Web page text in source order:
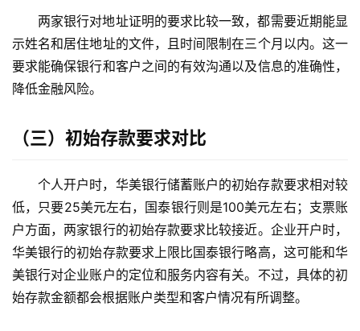
牌
照
社
生
态
合
作
伙
伴
两家银行对地址证明的要求比较一致，都需要近期能显
示姓名和居住地址的文件，且时间限制在三个月以内。这一
要求能确保银行和客户之间的有效沟通以及信息的准确性，
降低金融风险。
（三）初始存款要求对比
个人开户时，华美银行储蓄账户的初始存款要求相对较
低，只要25美元左右，国泰银行则是100美元左右；支票账
户方面，两家银行的初始存款要求比较接近。企业开户时，
华美银行的初始存款要求上限比国泰银行略高，这可能和华
美银行对企业账户的定位和服务内容有关。不过，具体的初
始存款金额都会根据账户类型和客户情况有所调整。